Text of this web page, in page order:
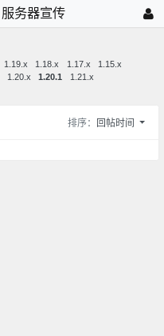
服务器宣传
1.19.x 1.18.x 1.17.x
1.15.x
1.20.x 1.20.1
1.21.x
排序： 回帖时间